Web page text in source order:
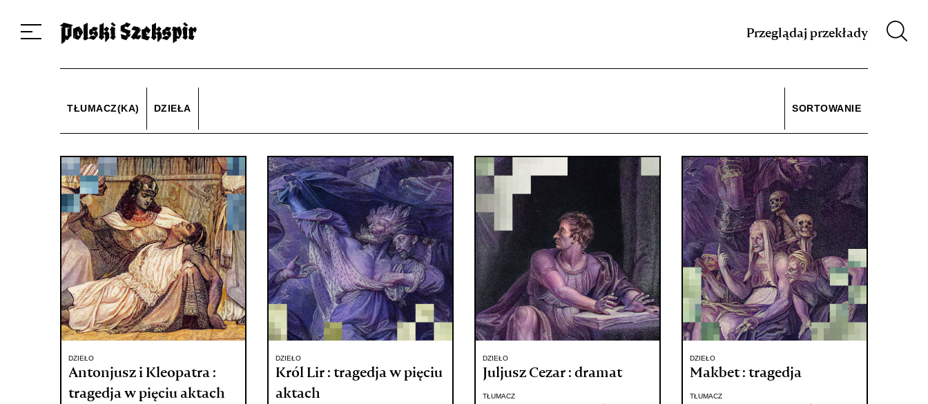
Przeglądaj przekłady
TŁUMACZ(KA) DZIEŁA SORTOWANIE
DZIEŁO
Antonjusz i Kleopatra :
tragedja w pięciu aktach
DZIEŁO
Król Lir : tragedja w pięciu
aktach
DZIEŁO
Juljusz Cezar : dramat
TŁUMACZ
DZIEŁO
Makbet : tragedja
TŁUMACZ